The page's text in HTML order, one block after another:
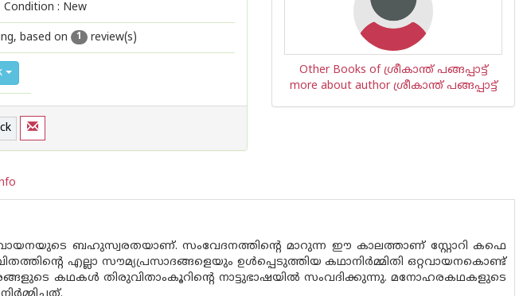
Condition : New
based on 1 review(s)
Other Books of ശ്രീകാന്ത് പങ്ങപ്പാട്ട്
more about author ശ്രീകാന്ത് പങ്ങപ്പാട്ട്
ബഹുസ്വരതയാണ്. സംവേദനത്തിന്‍റെ മാറുന്ന ഈ കാലത്താണ് സ്റ്റോറി കഫെ
എല്ലാ സൗമ്യപ്രസാദങ്ങളെയും ഉള്‍പ്പെടുത്തിയ കഥാനിര്‍മ്മിതി ഒറ്റവായനകൊണ്ട്
കഥകള്‍ തിരുവിതാംകൂറിന്‍റെ നാട്ടുഭാഷയില്‍ സംവദിക്കുന്നു. മനോഹരകഥകളുടെ